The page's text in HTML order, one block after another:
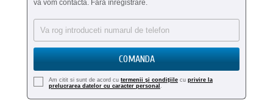
vă vom contacta. Fără înregistrare.
COMANDA
Am citit si sunt de acord cu termenii şi condiţiile cu privire la
prelucrarea datelor cu caracter personal .